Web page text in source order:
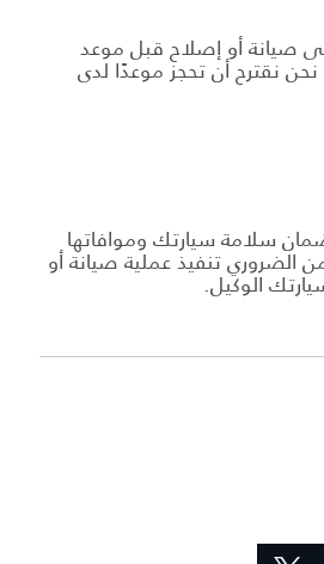
صيانة أو إصلاح قبل موعد
نقترح أن تحجز موعدًا لدى
سلامة سيارتك وموافاتها
من الضروري تنفيذ عملية صيانة أو
الوكيل.